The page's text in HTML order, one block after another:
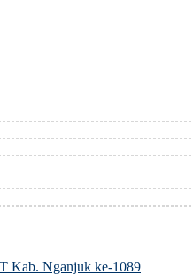
Kab. Nganjuk ke-1089